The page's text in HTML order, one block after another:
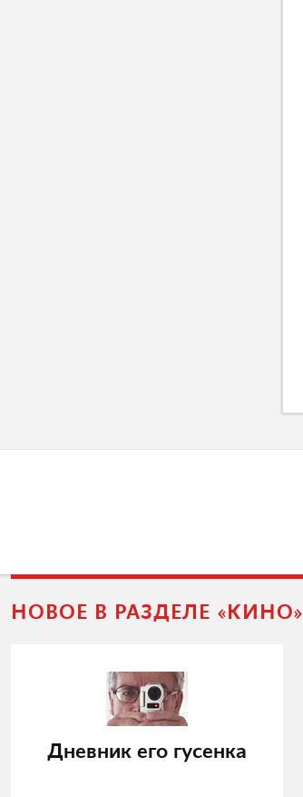
НОВОЕ В РАЗДЕЛЕ «КИНО»
Дневник его гусенка